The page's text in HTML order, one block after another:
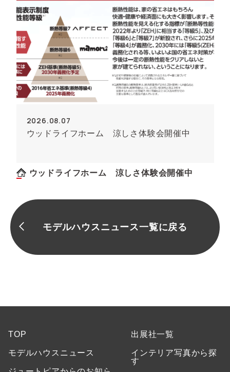
2026.08.07
ウッドライフホーム 涼しさ体験会開催中
ウッドライフホーム 涼しさ体験会開催中
モデルハウスニュース一覧に戻る
TOP
モデルハウスニュース
出展社一覧
インテリア写真から探
す